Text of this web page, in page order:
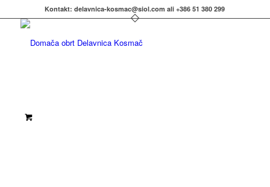
Kontakt: delavnica-kosmac@siol.com ali +386 51 380 299